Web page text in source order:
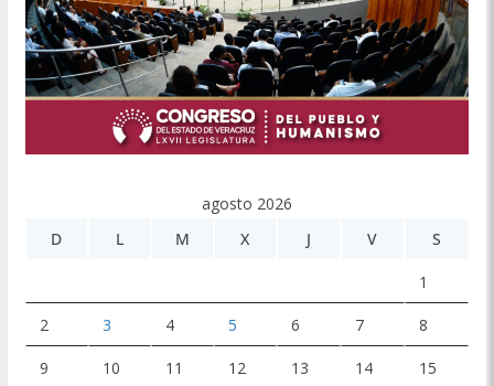
agosto 2026
D
L M X J V S
1
2 3 4 5 6 7 8
9 10 11 12 13 14 15